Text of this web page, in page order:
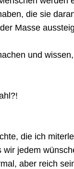
die sie
Masse
und
die ich
jedem
aber reich